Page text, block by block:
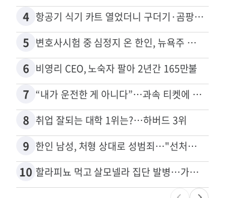
4 항공기 식기 카트 열었더니 구더기·곰팡이…LAX 기내식 업체 논란
5 변호사시험 중 심정지 온 한인, 뉴욕주 제소
6 비영리 CEO, 노숙자 팔아 2년간 165만불
7 “내가 운전한 게 아니다”…과속 티켓에 오토파일럿 탓한 운전자
8 취업 잘되는 대학 1위는?…하버드 3위
9 한인 남성, 처형 상대로 성범죄…"선처해줬더니 배신자 취급"
10 할라피뇨 먹고 살모넬라 집단 발병…가주 등 27개 주 확산